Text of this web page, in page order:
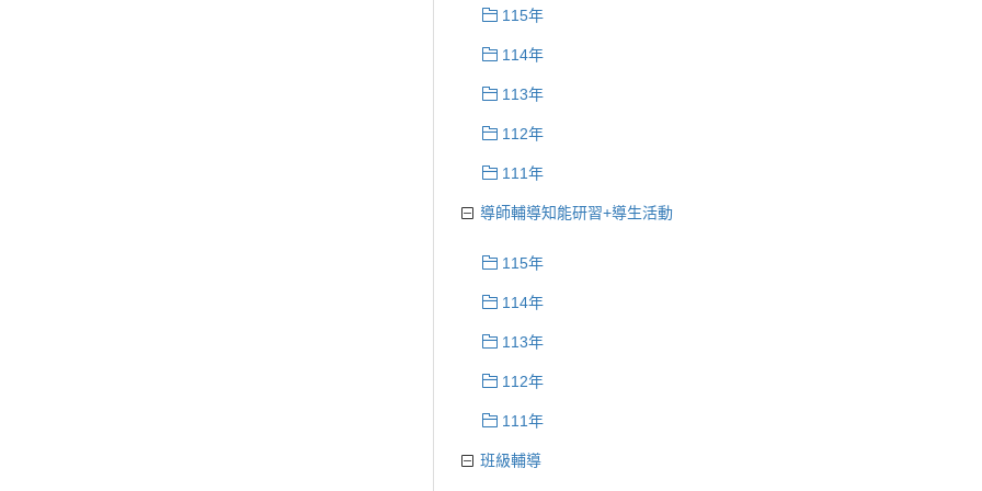
115年
114年
113年
112年
111年
導師輔導知能研習+導生活動
115年
114年
113年
112年
111年
班級輔導